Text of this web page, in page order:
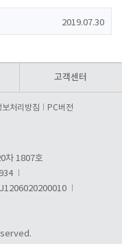
2019.07.30
고객센터
보처리방침 PC버전
차 1807호